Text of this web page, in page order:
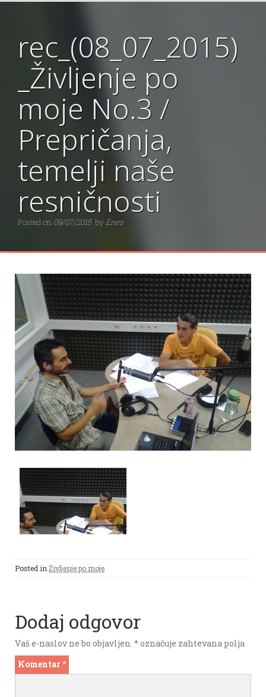
rec_(08_07_2015)
_Življenje po
moje No.3 /
Prepričanja,
temelji naše
resničnosti
Posted on 09/07/2015 by Enes
Posted inŽivljenje po moje
Dodaj odgovor
Vaš e-naslov ne bo objavljen. *označuje zahtevana polja
Komentar*